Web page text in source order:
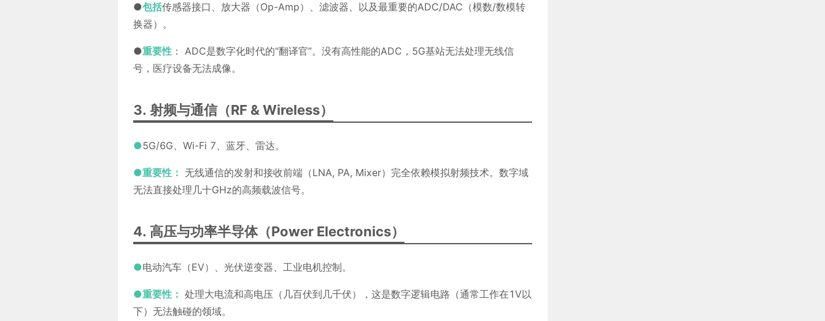
●包括传感器接口、放大器（Op-Amp）、滤波器、以及最重要的ADC/DAC（模数/数模转
换器）。
●重要性 ： ADC是数字化时代的“翻译官”。没有高性能的ADC，5G基站无法处理无线信
号，医疗设备无法成像。
3. 射频与通信（RF & Wireless）
●5G/6G、Wi-Fi 7、蓝牙、雷达。
●重要性： 无线通信的发射和接收前端（LNA, PA, Mixer）完全依赖模拟射频技术。数字域
无法直接处理几十GHz的高频载波信号。
4. 高压与功率半导体（Power Electronics）
●电动汽车（EV）、光伏逆变器、工业电机控制。
●重要性： 处理大电流和高电压（几百伏到几千伏），这是数字逻辑电路（通常工作在1V以
下）无法触碰的领域。